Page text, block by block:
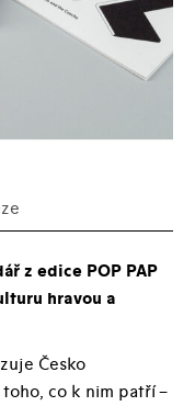
z edice POP PAP
hravou a
Česko
co k nim patří –